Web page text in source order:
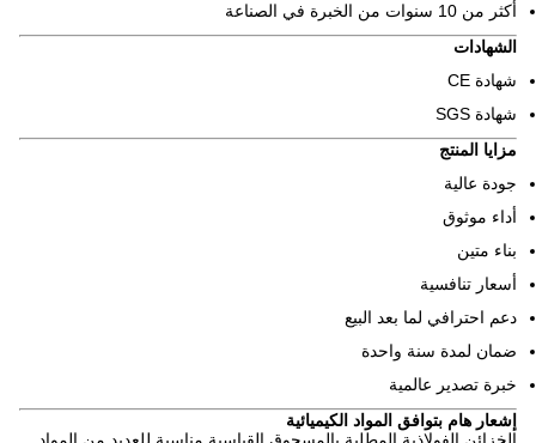
أكثر من 10 سنوات من الخبرة في الصناعة
الشهادات
شهادة CE
شهادة SGS
مزايا المنتج
جودة عالية
أداء موثوق
بناء متين
أسعار تنافسية
دعم احترافي لما بعد البيع
ضمان لمدة سنة واحدة
خبرة تصدير عالمية
إشعار هام بتوافق المواد الكيميائية